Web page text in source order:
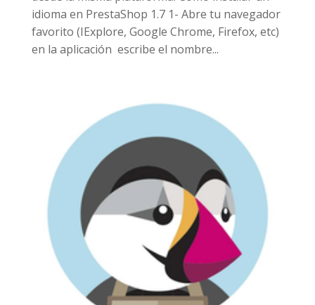
idioma en PrestaShop 1.7 1- Abre tu navegador
favorito (IExplore, Google Chrome, Firefox, etc)
en la aplicación escribe el nombre...